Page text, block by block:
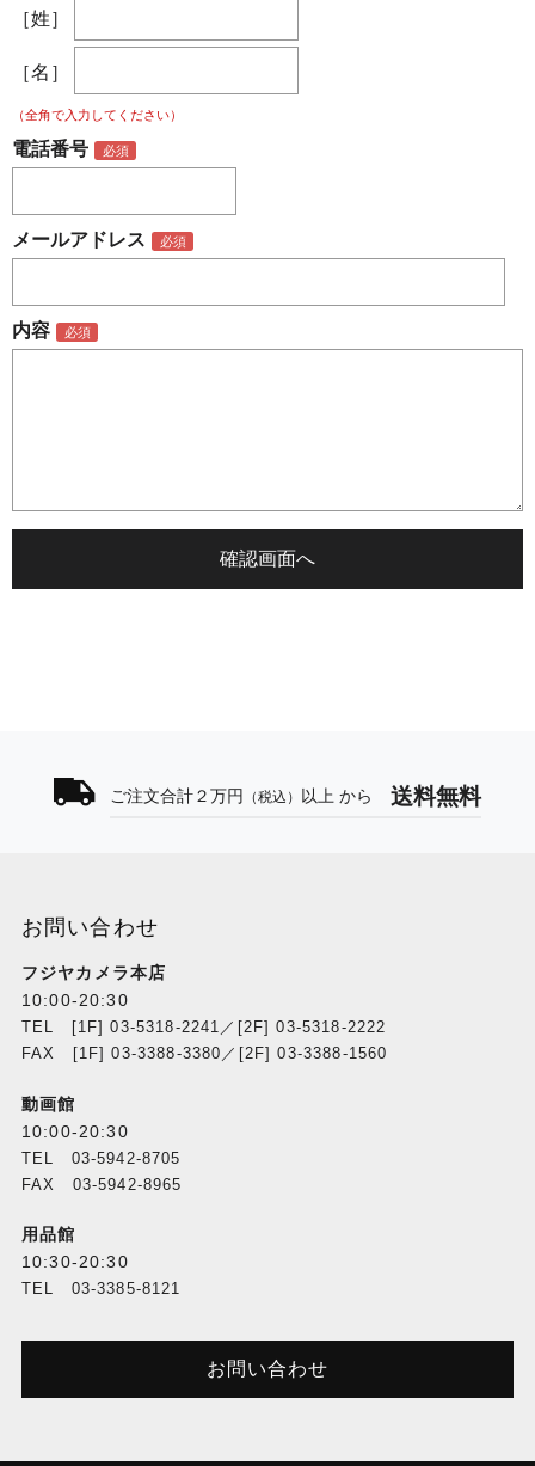
［姓］
［名］
（全角で入力してください）
電話番号
メールアドレス
内容
ご注文合計２万円 （税込） 以上 から 送料無料
お問い合わせ
フジヤカメラ本店
10:00-20:30
TEL [1F] 03-5318-2241／[2F] 03-5318-2222
FAX [1F] 03-3388-3380／[2F] 03-3388-1560
動画館
10:00-20:30
TEL 03-5942-8705
FAX 03-5942-8965
用品館
10:30-20:30
TEL 03-3385-8121
お問い合わせ